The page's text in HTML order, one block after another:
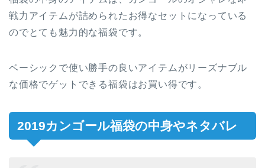
戦力アイテムが詰められたお得なセットになっている
のでとても魅力的な福袋です。
ベーシックで使い勝手の良いアイテムがリーズナブル
な価格でゲットできる福袋はお買い得です。
2019カンゴール福袋の中身やネタバレ